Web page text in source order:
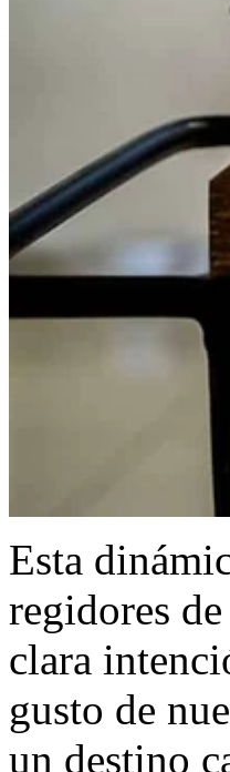
Esta
regidores
clara
gusto de
un destino